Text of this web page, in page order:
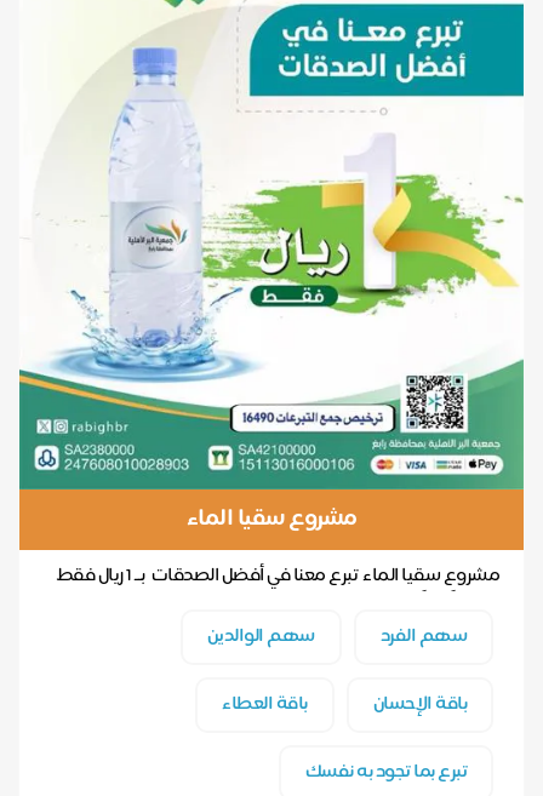
مشروع سقيا الماء
مشروع سقيا الماء تبرع معنا في أفضل الصدقات بــ ‎1 ريال فقط
سهم الفرد
سهم الوالدين
باقة الإحسان باقة العطاء
تبرع بما تجود به نفسك